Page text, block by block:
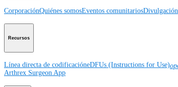
CorporaciónQuiénes somosEventos comunitarios
Recursos
Línea directa de codificacióneDFUs (Instructions for Use)
Arthrex Surgeon App